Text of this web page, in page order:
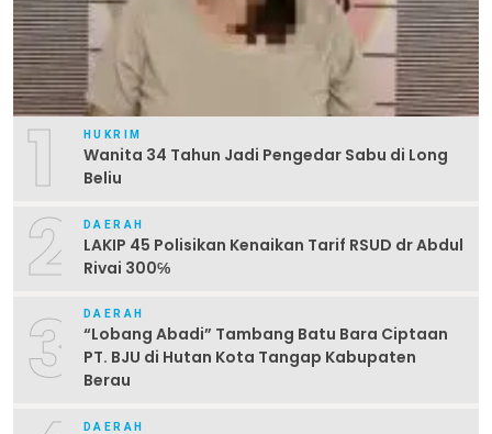
1 HUKRIM
Wanita 34 Tahun Jadi Pengedar Sabu di Long
Beliu
2 DAERAH
LAKIP 45 Polisikan Kenaikan Tarif RSUD dr Abdul
Rivai 300℅
3 DAERAH
“Lobang Abadi” Tambang Batu Bara Ciptaan
PT. BJU di Hutan Kota Tangap Kabupaten
Berau
DAERAH